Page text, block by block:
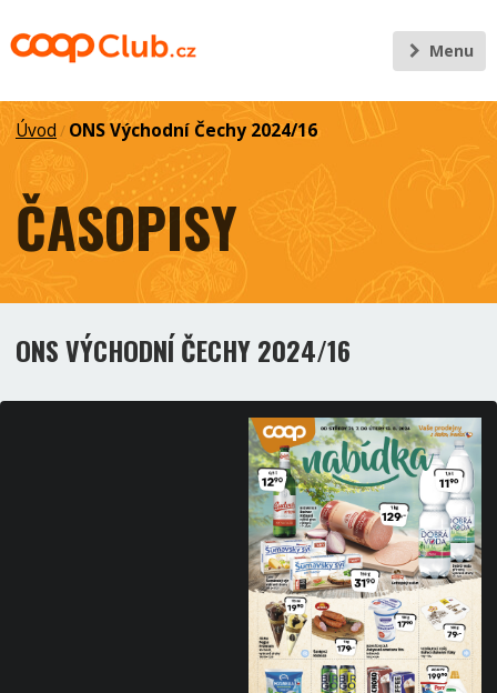
Menu
Úvod / ONS Východní Čechy 2024/16
ČASOPISY
ONS VÝCHODNÍ ČECHY 2024/16